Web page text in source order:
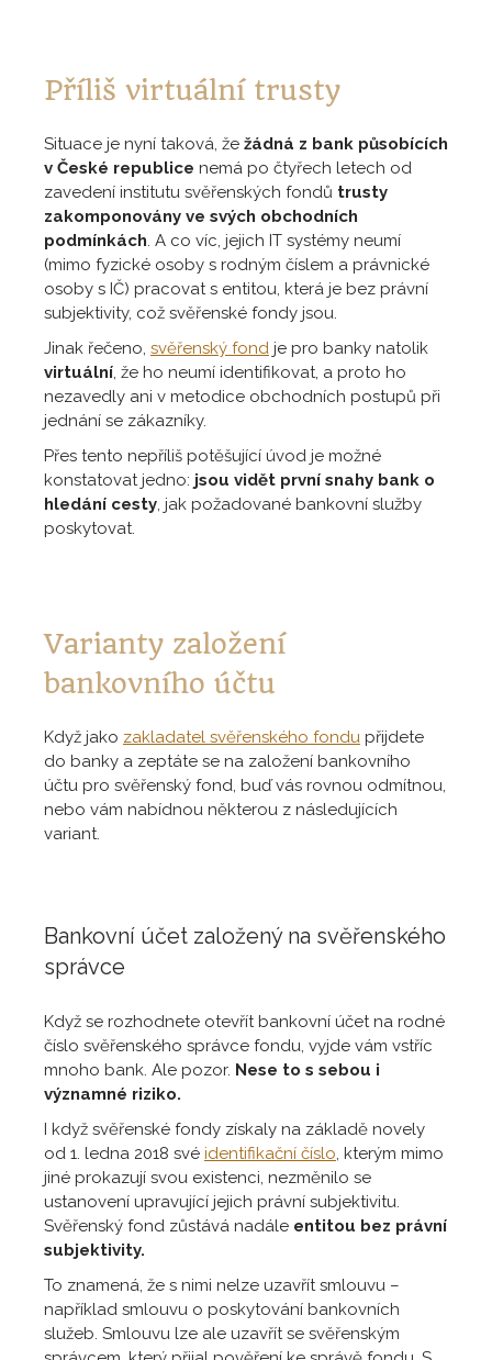
Příliš virtuální trusty
Situace je nyní taková, že žádná z bank působících
v České republice nemá po čtyřech letech od
zavedení institutu svěřenských fondů trusty
zakomponovány ve svých obchodních
podmínkách. A co víc, jejich IT systémy neumí
(mimo fyzické osoby s rodným číslem a právnické
osoby s IČ) pracovat s entitou, která je bez právní
subjektivity, což svěřenské fondy jsou.
Jinak řečeno, svěřenský fond je pro banky natolik
virtuální, že ho neumí identifikovat, a proto ho
nezavedly ani v metodice obchodních postupů při
jednání se zákazníky.
Přes tento nepříliš potěšující úvod je možné
konstatovat jedno: jsou vidět první snahy bank o
hledání cesty, jak požadované bankovní služby
poskytovat.
Varianty založení
bankovního účtu
Když jako zakladatel svěřenského fondu přijdete
do banky a zeptáte se na založení bankovního
účtu pro svěřenský fond, buď vás rovnou odmítnou,
nebo vám nabídnou některou z následujících
variant.
Bankovní účet založený na svěřenského
správce
Když se rozhodnete otevřít bankovní účet na rodné
číslo svěřenského správce fondu, vyjde vám vstříc
mnoho bank. Ale pozor. Nese to s sebou i
významné riziko.
I když svěřenské fondy získaly na základě novely
od 1. ledna 2018 své identifikační číslo, kterým mimo
jiné prokazují svou existenci, nezměnilo se
ustanovení upravující jejich právní subjektivitu.
Svěřenský fond zůstává nadále entitou bez právní
subjektivity.
To znamená, že s nimi nelze uzavřít smlouvu –
například smlouvu o poskytování bankovních
služeb. Smlouvu lze ale uzavřít se svěřenským